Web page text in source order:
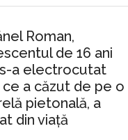
Roman,
de 16 ani
a electrocutat
ce a căzut de pe o
pietonală, a
din viață